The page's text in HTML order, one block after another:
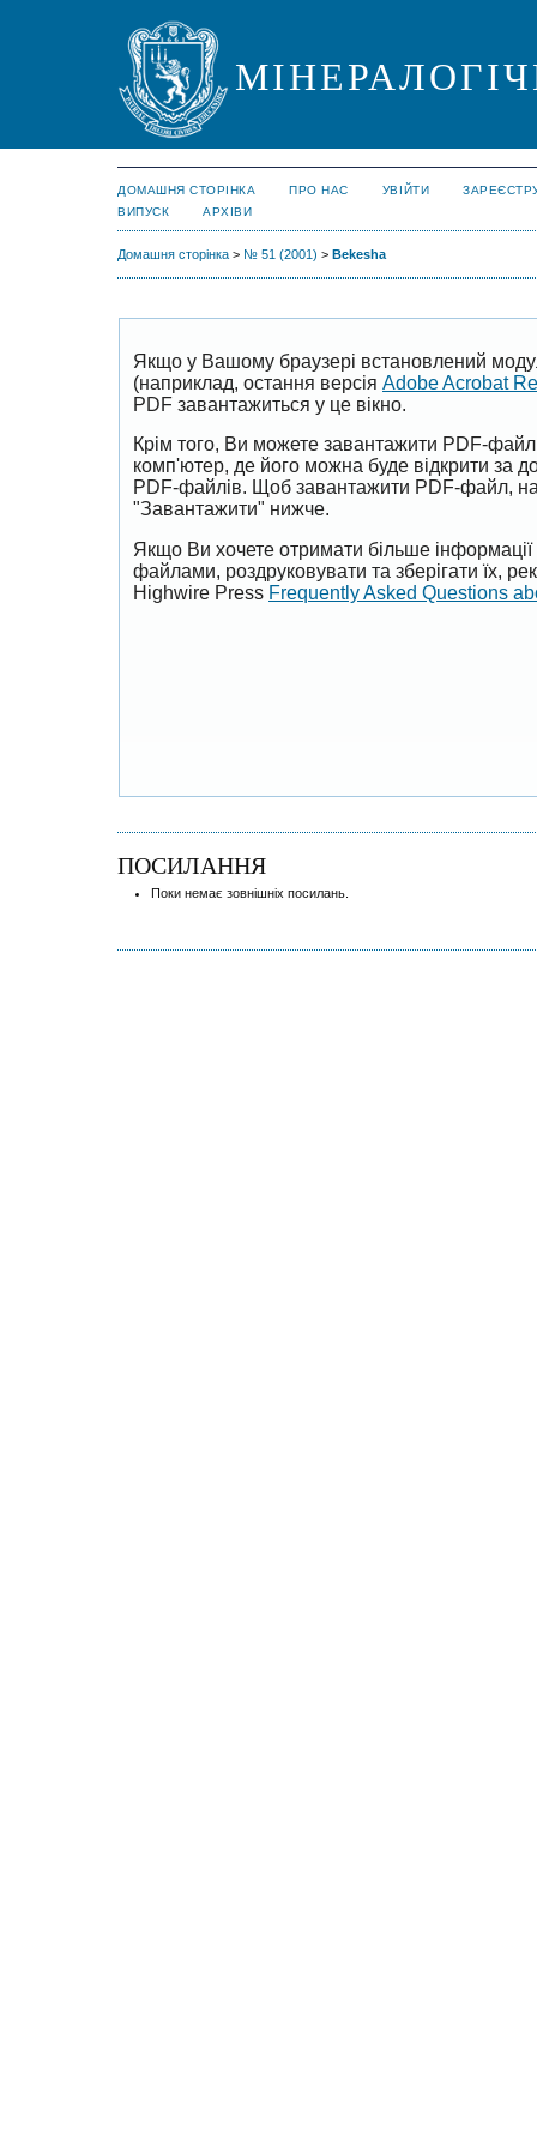
ДОМАШНЯ СТОРІНКА ПРО НАС УВІЙТИ
ВИПУСК
АРХІВИ
Домашня сторінка > № 51 (2001) > Bekesha
Якщо у Вашому браузері встановлений
(наприклад, остання версія Adobe Acrobat
PDF завантажиться у це вікно.
Крім того, Ви можете завантажити PDF-
комп'ютер, де його можна буде відкрити за
PDF-файлів. Щоб завантажити PDF-файл,
"Завантажити" нижче.
Якщо Ви хочете отримати більше
файлами, роздруковувати та зберігати їх,
Highwire Press Frequently Asked Questions
ПОСИЛАННЯ
Поки немає зовнішніх посилань.